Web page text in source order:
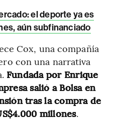
el deporte ya es
aún subfinanciado
Cox, una compañía
con una narrativa
Fundada por Enrique
salió a Bolsa en
tras la compra de
millones.